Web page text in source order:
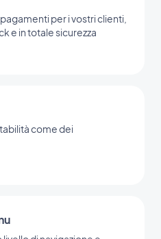
per i vostri clienti,
e in totale sicurezza
come dei